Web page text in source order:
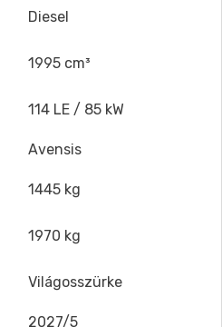
Diesel
1995 cm³
114 LE / 85 kW
Avensis
1445 kg
1970 kg
Világosszürke
2027/5